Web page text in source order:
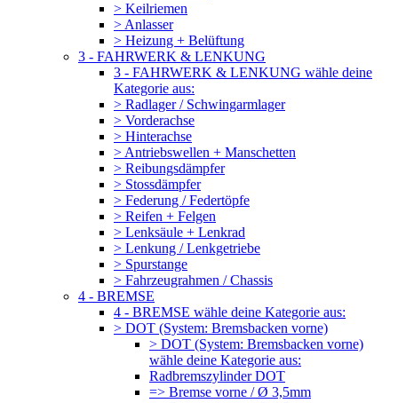
> Keilriemen
> Anlasser
> Heizung + Belüftung
3 - FAHRWERK & LENKUNG
3 - FAHRWERK & LENKUNG wähle deine
Kategorie aus:
> Radlager / Schwingarmlager
> Vorderachse
> Hinterachse
> Antriebswellen + Manschetten
> Reibungsdämpfer
> Stossdämpfer
> Federung / Federtöpfe
> Reifen + Felgen
> Lenksäule + Lenkrad
> Lenkung / Lenkgetriebe
> Spurstange
> Fahrzeugrahmen / Chassis
4 - BREMSE
4 - BREMSE wähle deine Kategorie aus:
> DOT (System: Bremsbacken vorne)
> DOT (System: Bremsbacken vorne)
wähle deine Kategorie aus:
Radbremszylinder DOT
=> Bremse vorne / Ø 3,5mm